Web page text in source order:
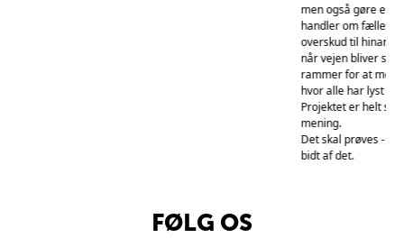
men også gøre en
handler om
overskud til
når vejen bliver
rammer for at
hvor alle har lyst til
Projektet er helt
mening.
Det skal prøves -
bidt af det.
FØLG OS